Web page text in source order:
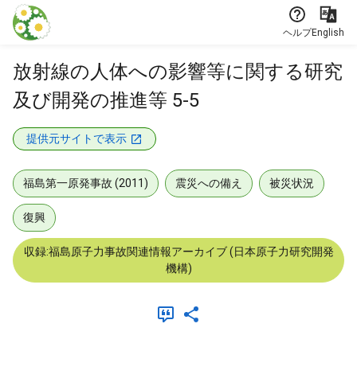
本文に飛ぶ
ヘルプEnglish
放射線の人体への影響等に関する研究
及び開発の推進等 5-5
提供元サイトで表示
福島第一原発事故 (2011) 震災への備え 被災状況
復興
収録:福島原子力事故関連情報アーカイブ (日本原子力研究開発
機構)